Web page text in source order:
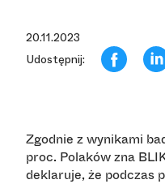
20.11.2023
Udostępnij:
Zgodnie z wynikami
proc. Polaków zna
deklaruje, że podczas